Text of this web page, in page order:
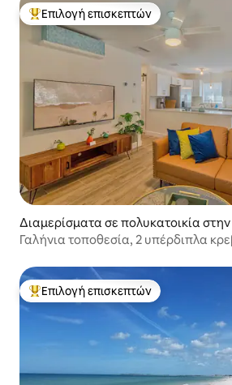
Κορυφαία επιλογή επισκεπτών
Επιλογή επισκεπτών
Διαμερίσματα σε πολυκατοικία
unedin
Γαλήνια τοποθεσία, 2 υπέρδιπλα
Κορυφαία επιλογή επισκεπτών
Επιλογή επισκεπτών